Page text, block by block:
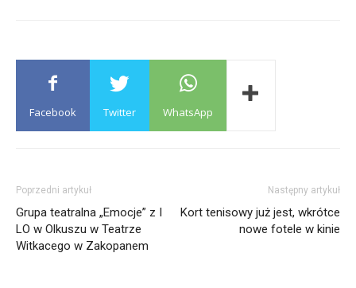
Facebook Twitter WhatsApp
Poprzedni artykuł
Grupa teatralna „Emocje” z I
LO w Olkuszu w Teatrze
Witkacego w Zakopanem
Następny artykuł
Kort tenisowy już jest, wkrótce
nowe fotele w kinie